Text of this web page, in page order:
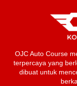
OJC Auto Course
terpercaya yang
dibuat untuk